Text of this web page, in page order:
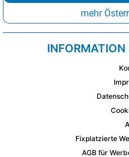
mehr
Fixplatzierte
AGB für